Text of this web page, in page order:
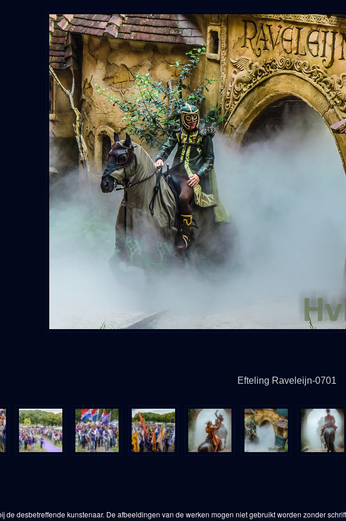
Efteling Raveleijn-0701
de desbetreffende kunstenaar. De afbeeldingen van de werken mogen niet gebruikt worden zonder